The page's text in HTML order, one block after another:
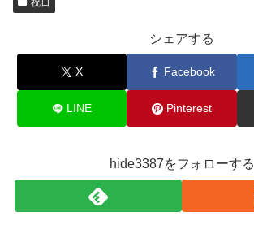
シェアする
X Facebook
LINE Pinterest
hide3387をフォローする